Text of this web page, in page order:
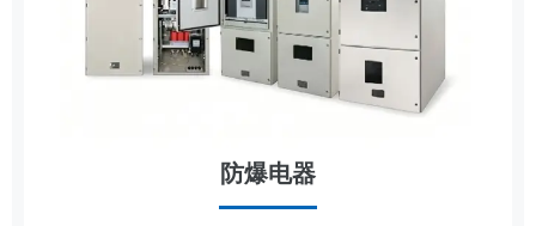
防爆电器
MCS